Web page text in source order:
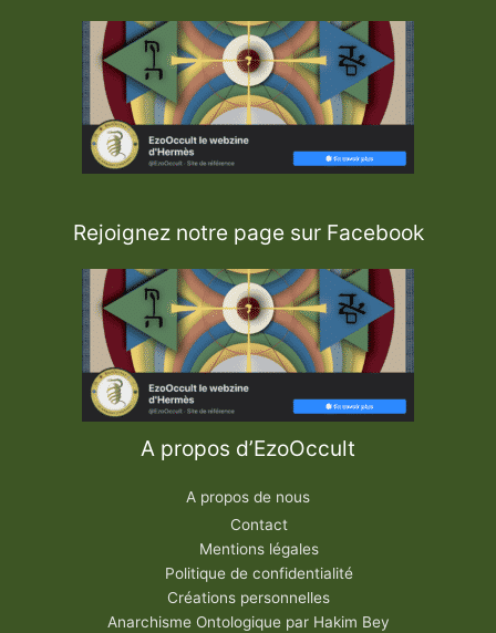
Rejoignez notre page sur Facebook
A propos d’EzoOccult
A propos de nous
Contact
Mentions légales
Politique de confidentialité
Créations personnelles
Anarchisme Ontologique par Hakim Bey